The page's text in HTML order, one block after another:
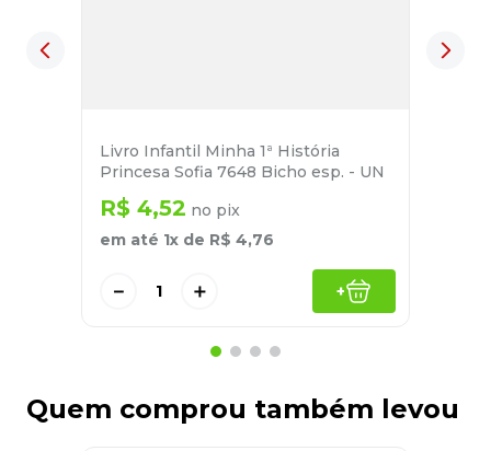
Livro Infantil Minha 1ª História
Princesa Sofia 7648 Bicho esp. - UN
R$ 4,52 no pix
em até 1x de R$ 4,76
＋
－ +
Quem comprou também levou